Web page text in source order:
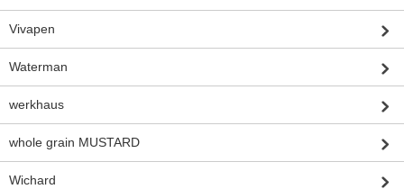
Vivapen
Waterman
werkhaus
whole grain MUSTARD
Wichard